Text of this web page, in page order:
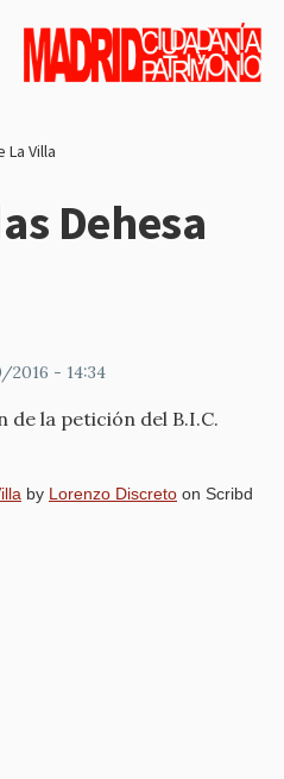
La Villa
Dehesa
2016 - 14:34
de la petición del B.I.C.
by Lorenzo Discreto on Scribd